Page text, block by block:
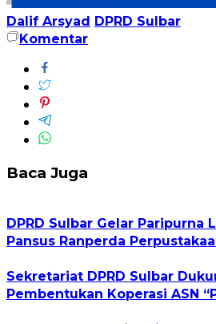
Dalif Arsyad DPRD Sulbar
Komentar
Baca Juga
DPRD Sulbar Gelar Paripurna
Pansus Ranperda
Sekretariat DPRD Sulbar
Pembentukan Koperasi ASN